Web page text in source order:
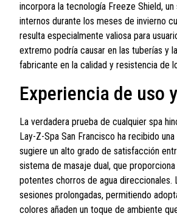
incorpora la tecnología Freeze Shield,
internos durante los meses de invierno
resulta especialmente valiosa para
extremo podría causar en las tuberías y
fabricante en la calidad y resistencia de
Experiencia de
La verdadera prueba de cualquier spa
Lay-Z-Spa San Francisco ha recibido
sugiere un alto grado de satisfacción
sistema de masaje dual, que
potentes chorros de agua direccionales.
sesiones prolongadas, permitiendo
colores añaden un toque de ambiente